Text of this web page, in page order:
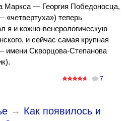
Маркса — Георгия Победоносца,
«четвертуха») теперь
я и кожно-венерологическую
и сейчас самая крупная
имени Скворцова-Степанова
7
→ Как появилось и